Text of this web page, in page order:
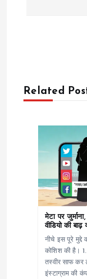
g
Related
मेटा पर
वीडियो की बाढ़
नीचे इस पूरे
कोशिश की है।
तस्वीर साफ
इंस्टाग्राम की